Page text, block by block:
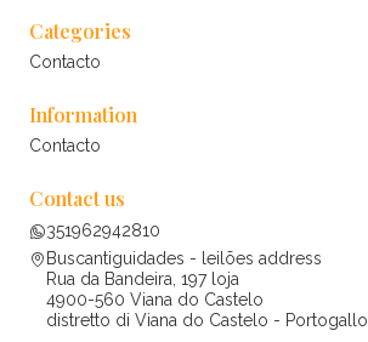
Categories
Contacto
Information
Contacto
Contact us
351962942810
Buscantiguidades - leilões address
Rua da Bandeira, 197 loja
4900-560 Viana do Castelo
distretto di Viana do Castelo - Portogallo